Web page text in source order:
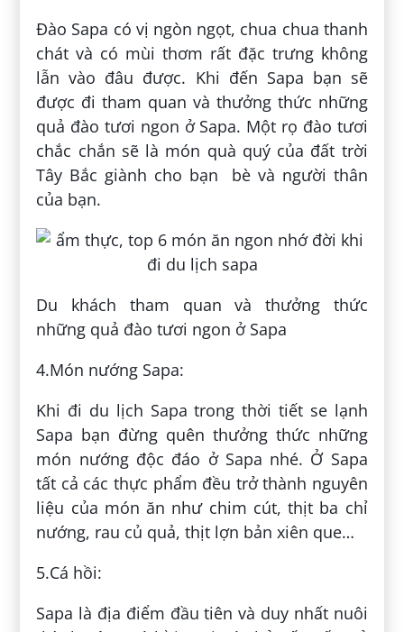
Đào Sapa có vị ngòn ngọt, chua chua thanh
chát và có mùi thơm rất đặc trưng không
lẫn vào đâu được. Khi đến Sapa bạn sẽ
được đi tham quan và thưởng thức những
quả đào tươi ngon ở Sapa. Một rọ đào tươi
chắc chắn sẽ là món quà quý của đất trời
Tây Bắc giành cho bạn bè và người thân
của bạn.
Du khách tham quan và thưởng thức
những quả đào tươi ngon ở Sapa
4.Món nướng Sapa:
Khi đi du lịch Sapa trong thời tiết se lạnh
Sapa bạn đừng quên thưởng thức những
món nướng độc đáo ở Sapa nhé. Ở Sapa
tất cả các thực phẩm đều trở thành nguyên
liệu của món ăn như chim cút, thịt ba chỉ
nướng, rau củ quả, thịt lợn bản xiên que…
5.Cá hồi:
Sapa là địa điểm đầu tiên và duy nhất nuôi